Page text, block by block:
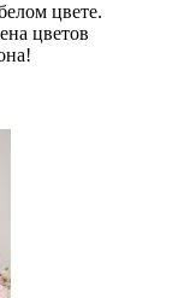
цвете.
цветов